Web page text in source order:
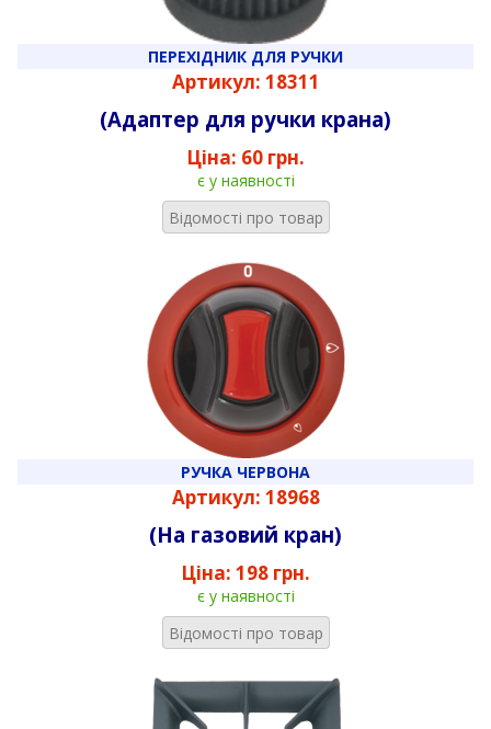
ПЕРЕХІДНИК ДЛЯ РУЧКИ
Артикул: 18311
(Адаптер для ручки крана)
Ціна: 60 грн.
є у наявності
Відомості про товар
РУЧКА ЧЕРВОНА
Артикул: 18968
(На газовий кран)
Ціна: 198 грн.
є у наявності
Відомості про товар